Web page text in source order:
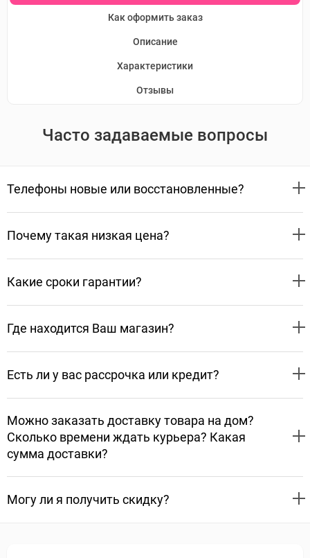
Как оформить заказ
Описание
Характеристики
Отзывы
Часто задаваемые вопросы
Телефоны новые или восстановленные?
Почему такая низкая цена?
Какие сроки гарантии?
Где находится Ваш магазин?
Есть ли у вас рассрочка или кредит?
Можно заказать доставку товара на дом?
Сколько времени ждать курьера? Какая
сумма доставки?
Могу ли я получить скидку?